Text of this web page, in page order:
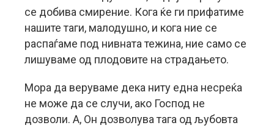
се добива смирение. Кога ќе ги прифатиме
нашите таги, малодушно, и кога ние се
распаѓаме под нивната тежина, ние само се
лишуваме од плодовите на страдањето.
Мора да веруваме дека ниту една несреќа
не може да се случи, ако Господ не
дозволи. А, Он дозволува тага од љубовта